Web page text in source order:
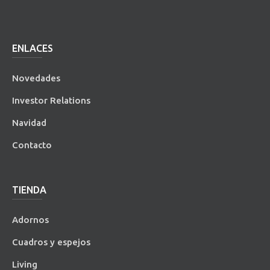
ENLACES
Novedades
Investor Relations
Navidad
Contacto
TIENDA
Adornos
Cuadros y espejos
Living